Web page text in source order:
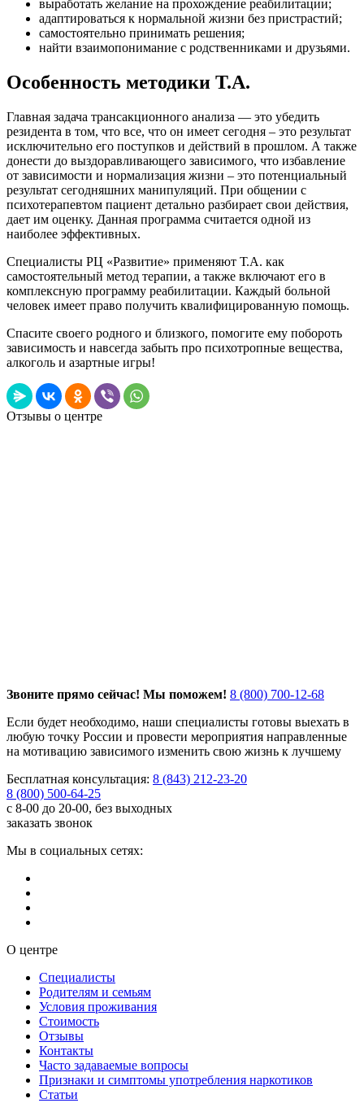
выработать желание на прохождение реабилитации;
адаптироваться к нормальной жизни без пристрастий;
самостоятельно принимать решения;
найти взаимопонимание с родственниками и друзьями.
Особенность методики Т.А.
Главная задача трансакционного анализа — это убедить
резидента в том, что все, что он имеет сегодня – это результат
исключительно его поступков и действий в прошлом. А также
донести до выздоравливающего зависимого, что избавление
от зависимости и нормализация жизни – это потенциальный
результат сегодняшних манипуляций. При общении с
психотерапевтом пациент детально разбирает свои действия,
дает им оценку. Данная программа считается одной из
наиболее эффективных.
Специалисты РЦ «Развитие» применяют Т.А. как
самостоятельный метод терапии, а также включают его в
комплексную программу реабилитации. Каждый больной
человек имеет право получить квалифицированную помощь.
Спасите своего родного и близкого, помогите ему побороть
зависимость и навсегда забыть про психотропные вещества,
алкоголь и азартные игры!
Отзывы о центре
Звоните прямо сейчас! Мы поможем! 8 (800) 700-12-68
Если будет необходимо, наши специалисты готовы выехать в
любую точку России и провести мероприятия направленные
на мотивацию зависимого изменить свою жизнь к лучшему
Бесплатная консультация: 8 (843) 212-23-20
8 (800) 500-64-25
с 8-00 до 20-00, без выходных
заказать звонок
Мы в социальных сетях:
О центре
Специалисты
Родителям и семьям
Условия проживания
Стоимость
Отзывы
Контакты
Часто задаваемые вопросы
Признаки и симптомы употребления наркотиков
Статьи